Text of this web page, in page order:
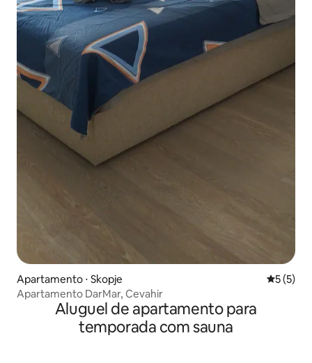
Apartamento ⋅ Skopje 5 de
5 (5)
Apartamento DarMar, Cevahir
Aluguel de apartamento para
temporada com sauna